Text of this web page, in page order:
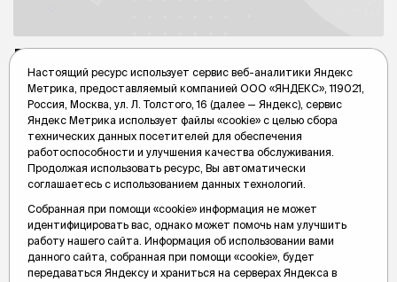
В Тюмень для изучения паразитов
летучих мышей приехали ученые из
Минска и Санкт-Петербурга
Рукокрылые переносят паразитов, которые опасны для
человека.
Вслух.ру
Настоящий ресурс использует сервис веб-аналитики Яндекс
Метрика, предоставляемый компанией ООО «ЯНДЕКС», 119021,
Россия, Москва, ул. Л. Толстого, 16 (далее — Яндекс), сервис
Яндекс Метрика использует файлы «cookie» с целью сбора
технических данных посетителей для обеспечения
работоспособности и улучшения качества обслуживания.
Продолжая использовать ресурс, Вы автоматически
соглашаетесь с использованием данных технологий.
Собранная при помощи «cookie» информация не может
идентифицировать вас, однако может помочь нам улучшить
работу нашего сайта. Информация об использовании вами
данного сайта, собранная при помощи «cookie», будет
передаваться Яндексу и храниться на серверах Яндекса в